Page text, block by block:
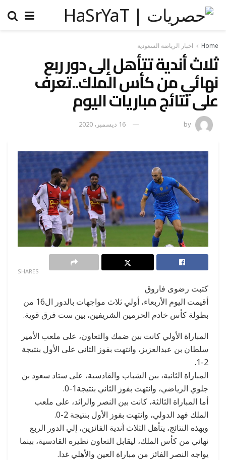
Home اخبار الرياضة السعودية
ثلاث أندية تتأهل إلى دور ربع
نهائي من كأس الملك..تعرف
على نتائج مباريات اليوم
by 16 ديسمبر، 2020
SHARES
كتبت رضوى فاروق
أقيمت اليوم الأربعاء، أولي ثلاث مواجهات بالدور ال16 من
بطولة كأس خادم الحرمين الشريفين، بين ست فرق قوية.
المباراة الأولي كانت بين ضمك والتعاون، على ملعب الأمير
سلطان بن عبدالعزيز، وانتهت بفوز الثاني على الأول بنتيجة
2-1.
المباراة الثانية، بين الشباب والقادسية، على ستاد سعود بن
جلوي الرياضي، وانتهت بفوز الثاني بنتيجة1-0.
أما المباراة الثالثة، كانت بين النصر والرائد، على ملعب
الملك فهد الدولي، وانتهت بفوز الأول بنتيجة 2-0.
وبهذه النتائج، يتأهل الثلاث أندية الفائزين، إلي الدور الربع
نهائي من كأس الملك، ليقابل التعاون نظيره القادسية، بينما
يواجه النصر الفائز من مباراة العين والأهلي غدا.